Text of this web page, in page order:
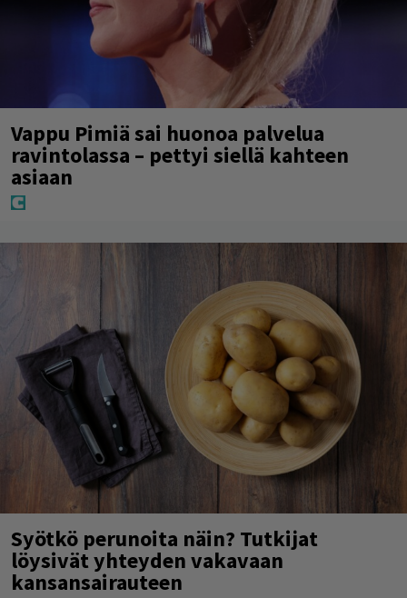
Vappu Pimiä sai huonoa palvelua
ravintolassa – pettyi siellä kahteen
asiaan
Syötkö perunoita näin? Tutkijat
löysivät yhteyden vakavaan
kansansairauteen